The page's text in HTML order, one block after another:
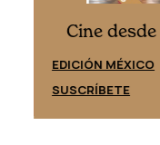
Cine
EDICIÓN MÉXICO
SUSCRÍBETE